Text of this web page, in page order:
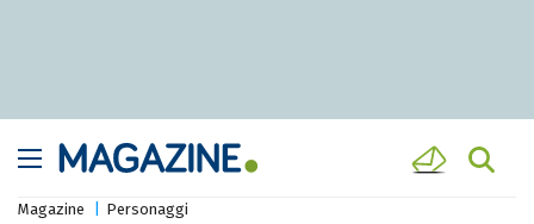
Magazine Personaggi